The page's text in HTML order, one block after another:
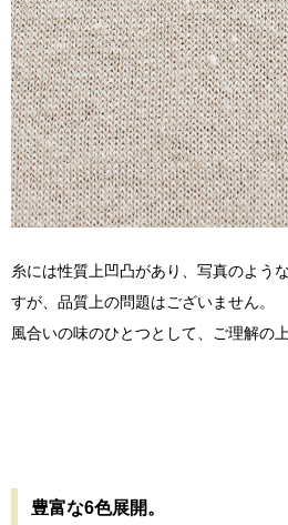
糸には性質上凹凸があり、写真のよう
すが、品質上の問題はございません。
風合いの味のひとつとして、ご理解の
豊富な6色展開。